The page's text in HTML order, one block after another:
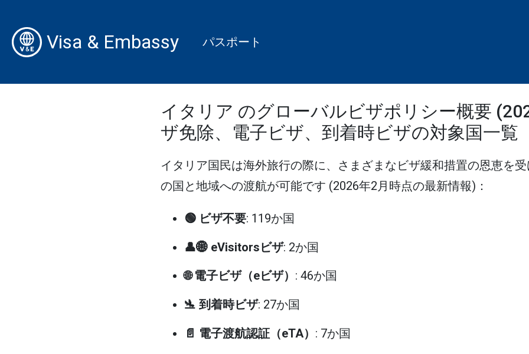
Visa & Embassy パスポート
イタリア のグローバルビザポリシー概要
ザ免除、電子ビザ、到着時ビザの対象国一覧
イタリア国民は海外旅行の際に、さまざまなビザ緩和措置の恩恵を
の国と地域への渡航が可能です (2026年2月時点の最新情報)：
🟢 ビザ不要: 119か国
👤🌐 eVisitorsビザ: 2か国
🌐 電子ビザ（eビザ） : 46か国
🛬 到着時ビザ: 27か国
📄 電子渡航認証（eTA） : 7か国